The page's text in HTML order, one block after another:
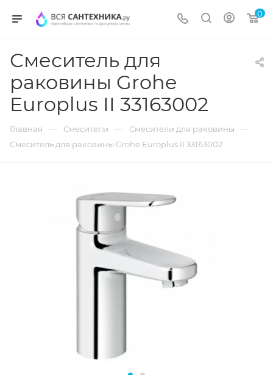
0
Смеситель для
раковины Grohe
Europlus II 33163002
Главная — Смесители — Смесители для раковины —
Смеситель для раковины Grohe Europlus II 33163002